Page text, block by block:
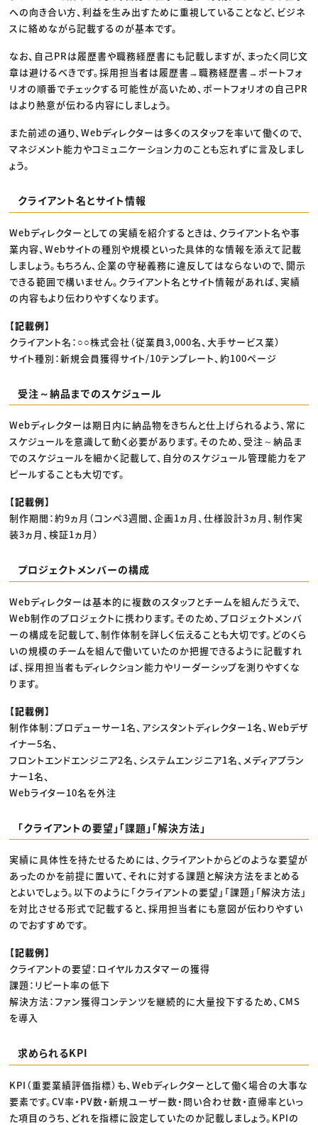
への向き合い方、利益を生み出すために重視していることなど、ビジネ
スに絡めながら記載するのが基本です。
なお、自己PRは履歴書や職務経歴書にも記載しますが、まったく同じ文
章は避けるべきです。採用担当者は履歴書→職務経歴書→ポートフォ
リオの順番でチェックする可能性が高いため、ポートフォリオの自己PR
はより熱意が伝わる内容にしましょう。
また前述の通り、Webディレクターは多くのスタッフを率いて働くので、
マネジメント能力やコミュニケーション力のことも忘れずに言及しまし
ょう。
クライアント名とサイト情報
Webディレクターとしての実績を紹介するときは、クライアント名や事
業内容、Webサイトの種別や規模といった具体的な情報を添えて記載
しましょう。もちろん、企業の守秘義務に違反してはならないので、開示
できる範囲で構いません。クライアント名とサイト情報があれば、実績
の内容もより伝わりやすくなります。
【記載例】
クライアント名：○○株式会社（従業員3,000名、大手サービス業）
サイト種別：新規会員獲得サイト/10テンプレート、約100ページ
受注～納品までのスケジュール
Webディレクターは期日内に納品物をきちんと仕上げられるよう、常に
スケジュールを意識して動く必要があります。そのため、受注～納品ま
でのスケジュールを細かく記載して、自分のスケジュール管理能力をア
ピールすることも大切です。
【記載例】
制作期間：約9ヵ月（コンペ3週間、企画1ヵ月、仕様設計3ヵ月、制作実
装3ヵ月、検証1ヵ月）
プロジェクトメンバーの構成
Webディレクターは基本的に複数のスタッフとチームを組んだうえで、
Web制作のプロジェクトに携わります。そのため、プロジェクトメンバ
ーの構成を記載して、制作体制を詳しく伝えることも大切です。どのくら
いの規模のチームを組んで働いていたのか把握できるように記載すれ
ば、採用担当者もディレクション能力やリーダーシップを測りやすくな
ります。
【記載例】
制作体制：プロデューサー1名、アシスタントディレクター1名、Webデザ
イナー5名、
フロントエンドエンジニア2名、システムエンジニア1名、メディアプラン
ナー1名、
Webライター10名を外注
「クライアントの要望」「課題」「解決方法」
実績に具体性を持たせるためには、クライアントからどのような要望が
あったのかを前提に置いて、それに対する課題と解決方法をまとめる
とよいでしょう。以下のように「クライアントの要望」「課題」「解決方法」
を対比させる形式で記載すると、採用担当者にも意図が伝わりやすい
のでおすすめです。
【記載例】
クライアントの要望：ロイヤルカスタマーの獲得
課題：リピート率の低下
解決方法：ファン獲得コンテンツを継続的に大量投下するため、CMS
を導入
求められるKPI
KPI（重要業績評価指標）も、Webディレクターとして働く場合の大事な
要素です。CV率・PV数・新規ユーザー数・問い合わせ数・直帰率といっ
た項目のうち、どれを指標に設定していたのか記載しましょう。KPIの